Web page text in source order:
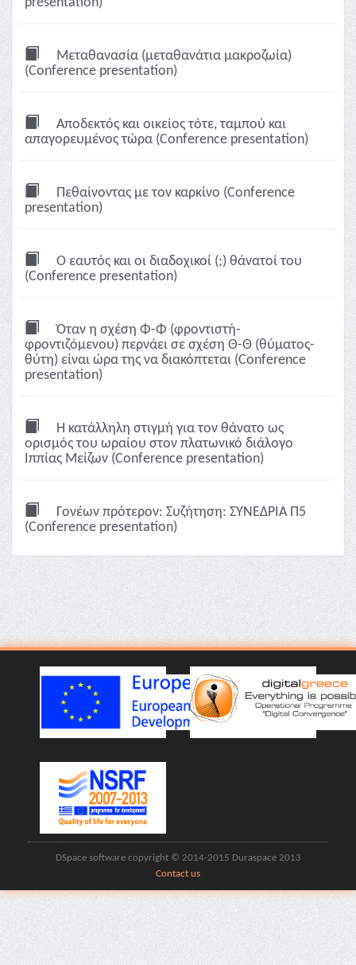
Μεταθανασία (μεταθανάτια μακροζωία)
(Conference presentation)
Αποδεκτός και οικείος τότε, ταμπού και
απαγορευμένος τώρα (Conference presentation)
Πεθαίνοντας με τον καρκίνο (Conference
presentation)
Ο εαυτός και οι διαδοχικοί (;) θάνατοί του
(Conference presentation)
Όταν η σχέση Φ-Φ (φροντιστή-
φροντιζόμενου) περνάει σε σχέση Θ-Θ (θύματος-
θύτη) είναι ώρα της να διακόπτεται (Conference
presentation)
Η κατάλληλη στιγμή για τον θάνατο ως
ορισμός του ωραίου στον πλατωνικό διάλογο
Ιππίας Μείζων (Conference presentation)
Γονέων πρότερον: Συζήτηση: ΣΥΝΕΔΡΙΑ Π5
(Conference presentation)
DSpace software copyright © 2014-2015 Duraspace 2013
Contact us